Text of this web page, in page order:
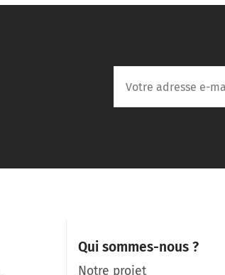
Qui sommes-nous ?
Notre projet